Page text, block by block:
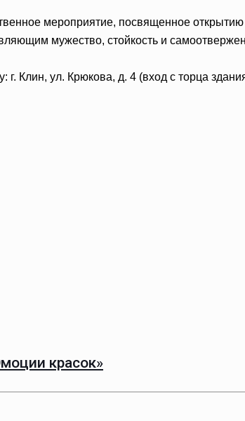
мероприятие, посвященное
мужество, стойкость и
Клин, ул. Крюкова, д. 4 (вход с торца
красок»